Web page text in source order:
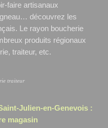
faire artisanaux
découvrez les
Le rayon boucherie
produits régionaux
traiteur, etc.
traiteur
Julien-en-Genevois :
magasin